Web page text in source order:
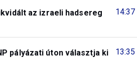
14:37
az izraeli hadsereg
13:35
pályázati úton választja ki